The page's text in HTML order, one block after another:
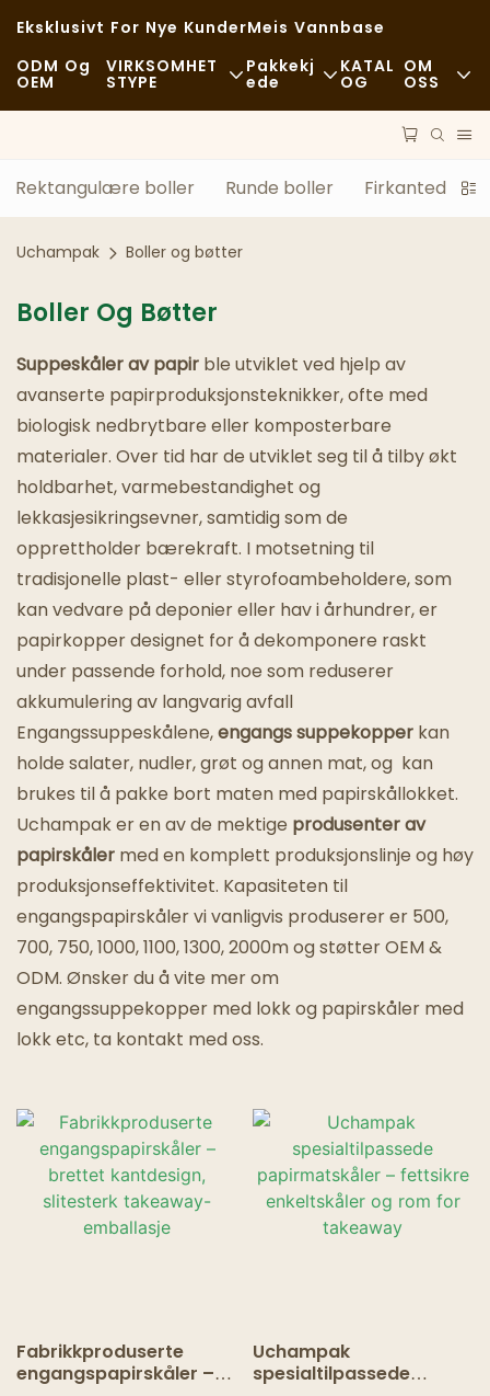
Eksklusivt For Nye KunderMeis Vannbase
ODM Og
OEM
VIRKSOMHET
STYPE
Tilfeldig
Matvogner
Bakeri
Fettete Skje
Spøkelsesrestauranter
Pakkekj
Ede
Transport
KATAL
OG
OM
OSS
Nyheter
Bærekraft
Rektangulære boller Runde boller Firkantede
Uchampak Boller og bøtter
Boller Og Bøtter
Suppeskåler av papir ble utviklet ved hjelp av
avanserte papirproduksjonsteknikker, ofte med
biologisk nedbrytbare eller komposterbare
materialer. Over tid har de utviklet seg til å tilby økt
holdbarhet, varmebestandighet og
lekkasjesikringsevner, samtidig som de
opprettholder bærekraft. I motsetning til
tradisjonelle plast- eller styrofoambeholdere, som
kan vedvare på deponier eller hav i århundrer, er
papirkopper designet for å dekomponere raskt
under passende forhold, noe som reduserer
akkumulering av langvarig avfall
Engangssuppeskålene,engangs suppekopper kan
holde salater, nudler, grøt og annen mat, og kan
brukes til å pakke bort maten med papirskållokket.
Uchampak er en av de mektige produsenter av
papirskåler med en komplett produksjonslinje og høy
produksjonseffektivitet. Kapasiteten til
engangspapirskåler vi vanligvis produserer er 500,
700, 750, 1000, 1100, 1300, 2000m og støtter OEM &
ODM. Ønsker du å vite mer om
engangssuppekopper med lokk og papirskåler med
lokk etc, ta kontakt med oss.
Fabrikkproduserte
engangspapirskåler –
Uchampak
spesialtilpassede